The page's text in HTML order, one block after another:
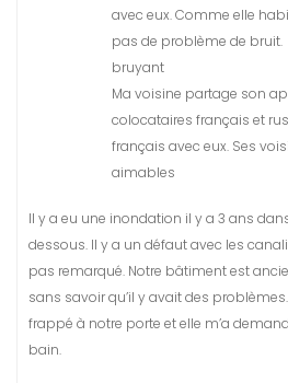
avec eux. Comme elle
pas de problème de bruit.
bruyant
Ma voisine partage son
colocataires français et
français avec eux. Ses
aimables
Il y a eu une inondation il y a 3 ans
dessous. Il y a un défaut avec les
pas remarqué. Notre bâtiment est
sans savoir qu’il y avait des
frappé à notre porte et elle m’a
bain.